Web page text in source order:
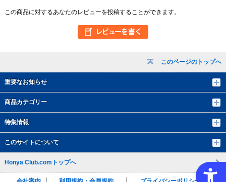
このページのトップへ
重要なお知らせ
商品カテゴリー
特集情報
このサイトについて
この商品に対するあなたのレビューを投稿することができます。
Honya Club.comトップへ